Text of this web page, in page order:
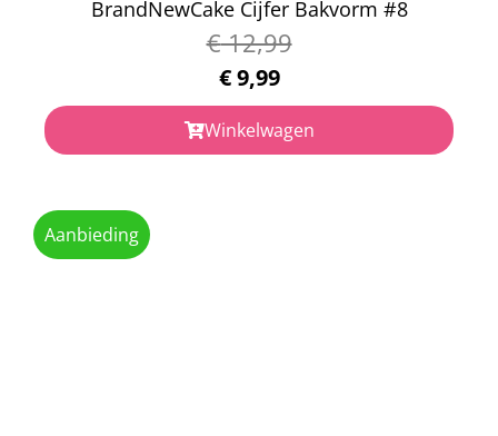
BrandNewCake Cijfer Bakvorm #8
€12,99
€9,99
Winkelwagen
Aanbieding